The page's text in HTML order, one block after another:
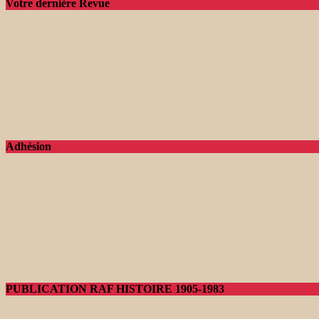
Votre dernière Revue
Adhésion
PUBLICATION RAF HISTOIRE 1905-1983